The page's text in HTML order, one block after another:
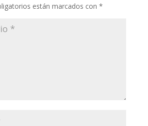
están marcados con *